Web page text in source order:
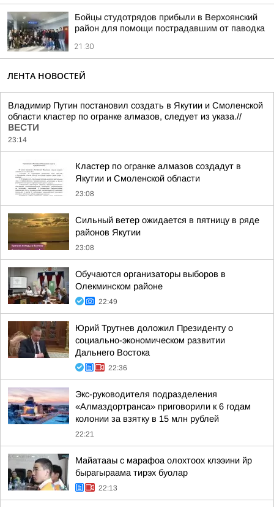
Бойцы студотрядов прибыли в Верхоянский
район для помощи пострадавшим от паводка
21:30
ЛЕНТА НОВОСТЕЙ
Владимир Путин постановил создать в Якутии и Смоленской
области кластер по огранке алмазов, следует из указа.//
ВЕСТИ
23:14
Кластер по огранке алмазов создадут в
Якутии и Смоленской области
23:08
Сильный ветер ожидается в пятницу в ряде
районов Якутии
23:08
Обучаются организаторы выборов в
Олекминском районе
22:49
Юрий Трутнев доложил Президенту о
социально-экономическом развитии
Дальнего Востока
22:36
Экс-руководителя подразделения
«Алмаздортранса» приговорили к 6 годам
колонии за взятку в 15 млн рублей
22:21
Майатааы с марафоа олохтоох клээини йр
бырагыраама тирэх буолар
22:13